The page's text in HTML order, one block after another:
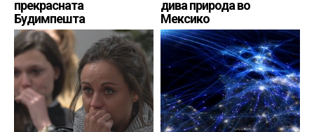
прекрасната
Будимпешта
дива природа во
Мексико